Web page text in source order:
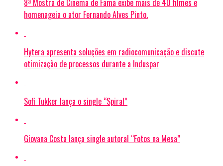
8ª Mostra de Cinema de Fama exibe mais de 40 filmes e
homenageia o ator Fernando Alves Pinto.
Hytera apresenta soluções em radiocomunicação e discute
otimização de processos durante a Induspar
Sofi Tukker lança o single “Spiral”
Giovana Costa lança single autoral “Fotos na Mesa”